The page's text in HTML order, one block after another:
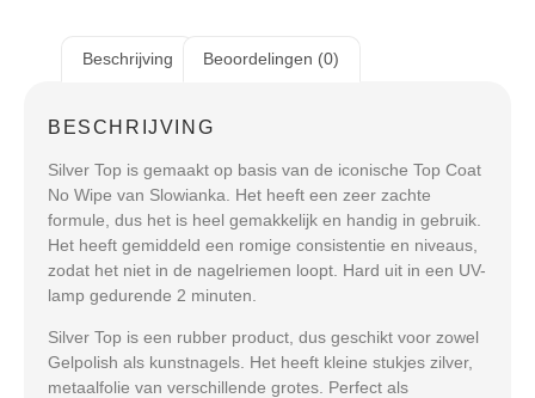
Beschrijving Beoordelingen (0)
BESCHRIJVING
Silver Top is gemaakt op basis van de iconische Top Coat
No Wipe van Slowianka. Het heeft een zeer zachte
formule, dus het is heel gemakkelijk en handig in gebruik.
Het heeft gemiddeld een romige consistentie en niveaus,
zodat het niet in de nagelriemen loopt. Hard uit in een UV-
lamp gedurende 2 minuten.
Silver Top is een rubber product, dus geschikt voor zowel
Gelpolish als kunstnagels. Het heeft kleine stukjes zilver,
metaalfolie van verschillende grotes. Perfect als